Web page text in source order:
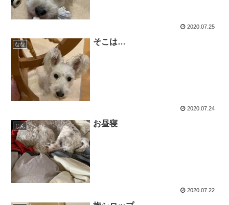
2020.07.25
なな そこは…
2020.07.24
じん お昼寝
2020.07.22